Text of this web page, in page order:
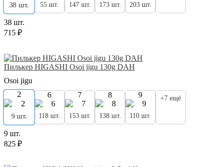
38 шт. 55 шт. 147 шт. 173 шт. 203 шт.
38 шт.
715 ₽
Пилькер HIGASHI Osoi jigu 130g DAH
Osoi jigu
2
9 шт.
6
118 шт.
7
153 шт.
8
138 шт.
9
110 шт.
+7 ещё
9 шт.
825 ₽